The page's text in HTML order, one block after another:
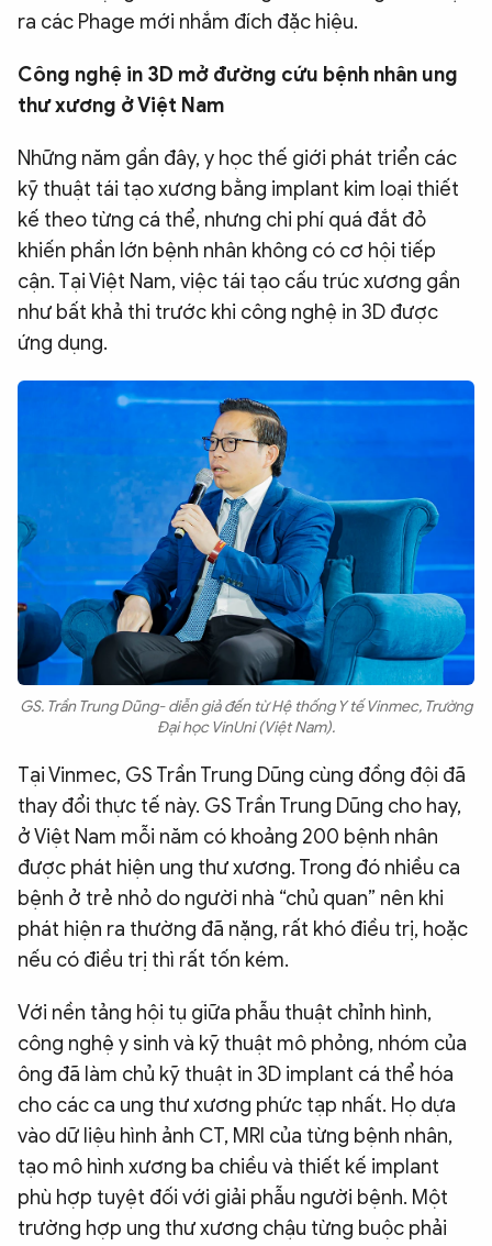
ra các Phage mới nhắm đích đặc hiệu.
Công nghệ in 3D mở đường cứu bệnh nhân ung
thư xương ở Việt Nam
Những năm gần đây, y học thế giới phát triển các
kỹ thuật tái tạo xương bằng implant kim loại thiết
kế theo từng cá thể, nhưng chi phí quá đắt đỏ
khiến phần lớn bệnh nhân không có cơ hội tiếp
cận. Tại Việt Nam, việc tái tạo cấu trúc xương gần
như bất khả thi trước khi công nghệ in 3D được
ứng dụng.
GS. Trần Trung Dũng- diễn giả đến từ Hệ thống Y tế Vinmec, Trường
Đại học VinUni (Việt Nam).
Tại Vinmec, GS Trần Trung Dũng cùng đồng đội đã
thay đổi thực tế này. GS Trần Trung Dũng cho hay,
ở Việt Nam mỗi năm có khoảng 200 bệnh nhân
được phát hiện ung thư xương. Trong đó nhiều ca
bệnh ở trẻ nhỏ do người nhà “chủ quan” nên khi
phát hiện ra thường đã nặng, rất khó điều trị, hoặc
nếu có điều trị thì rất tốn kém.
Với nền tảng hội tụ giữa phẫu thuật chỉnh hình,
công nghệ y sinh và kỹ thuật mô phỏng, nhóm của
ông đã làm chủ kỹ thuật in 3D implant cá thể hóa
cho các ca ung thư xương phức tạp nhất. Họ dựa
vào dữ liệu hình ảnh CT, MRI của từng bệnh nhân,
tạo mô hình xương ba chiều và thiết kế implant
phù hợp tuyệt đối với giải phẫu người bệnh. Một
trường hợp ung thư xương chậu từng buộc phải